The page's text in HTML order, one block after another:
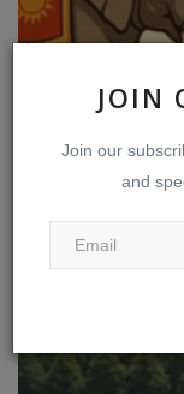
JOIN
Join our
and
ஆசியாவின் இரு
நெருக்குதல்களையும்...